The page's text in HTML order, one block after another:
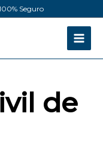
Seguro
de